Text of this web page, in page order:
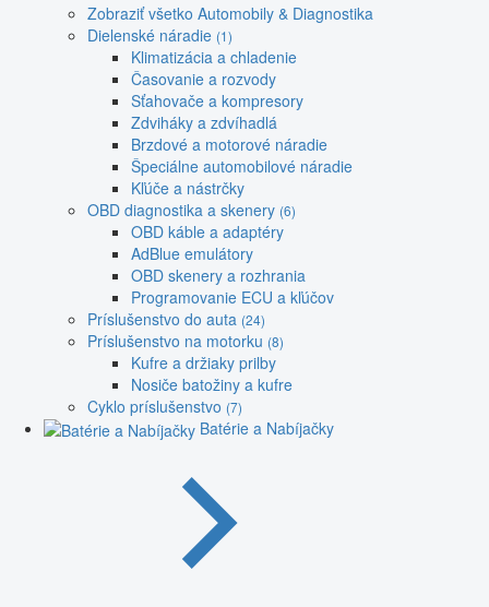
Zobraziť všetko Automobily & Diagnostika
Dielenské náradie (1)
Klimatizácia a chladenie
Časovanie a rozvody
Sťahovače a kompresory
Zdviháky a zdvíhadlá
Brzdové a motorové náradie
Špeciálne automobilové náradie
Kľúče a nástrčky
OBD diagnostika a skenery (6)
OBD káble a adaptéry
AdBlue emulátory
OBD skenery a rozhrania
Programovanie ECU a kľúčov
Príslušenstvo do auta (24)
Príslušenstvo na motorku (8)
Kufre a držiaky prilby
Nosiče batožiny a kufre
Cyklo príslušenstvo (7)
Batérie a Nabíjačky